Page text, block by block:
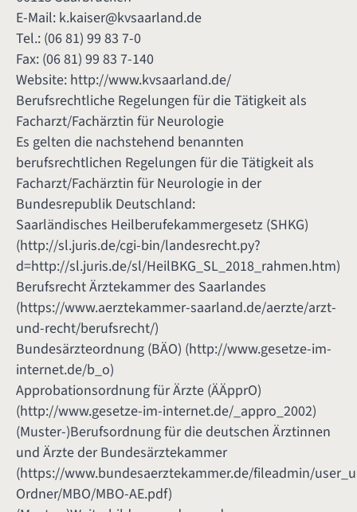
E-Mail: k.kaiser@kvsaarland.de
Tel.: (06 81) 99 83 7-0
Fax: (06 81) 99 83 7-140
Website: http://www.kvsaarland.de/
Berufsrechtliche Regelungen für die Tätigkeit als
Facharzt/Fachärztin für Neurologie
Es gelten die nachstehend benannten
berufsrechtlichen Regelungen für die Tätigkeit als
Facharzt/Fachärztin für Neurologie in der
Bundesrepublik Deutschland:
Saarländisches Heilberufekammergesetz (SHKG)
(http://sl.juris.de/cgi-bin/landesrecht.py?
d=http://sl.juris.de/sl/HeilBKG_SL_2018_rahmen.htm)
Berufsrecht Ärztekammer des Saarlandes
(https://www.aerztekammer-saarland.de/aerzte/arzt-
und-recht/berufsrecht/)
Bundesärzteordnung (BÄO) (http://www.gesetze-im-
internet.de/b_o)
Approbationsordnung für Ärzte (ÄÄpprO)
(http://www.gesetze-im-internet.de/_appro_2002)
(Muster-)Berufsordnung für die deutschen Ärztinnen
und Ärzte der Bundesärztekammer
(https://www.bundesaerztekammer.de/fileadmin/
Ordner/MBO/MBO-AE.pdf)